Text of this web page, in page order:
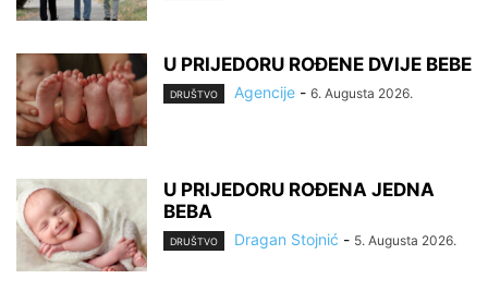
U PRIJEDORU ROĐENE DVIJE BEBE
DRUŠTVO Agencije - 6. Augusta 2026.
U PRIJEDORU ROĐENA JEDNA
BEBA
DRUŠTVO Dragan Stojnić - 5. Augusta 2026.